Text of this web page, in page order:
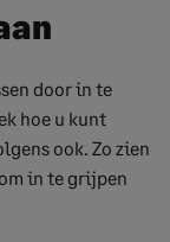
door in te
hoe u kunt
ook. Zo zien
in te grijpen